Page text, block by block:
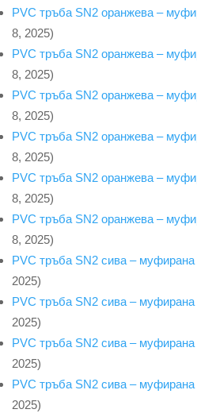
PVC тръба SN2 оранжева –
8, 2025)
PVC тръба SN2 оранжева –
8, 2025)
PVC тръба SN2 оранжева –
8, 2025)
PVC тръба SN2 оранжева –
8, 2025)
PVC тръба SN2 оранжева –
8, 2025)
PVC тръба SN2 оранжева –
8, 2025)
PVC тръба SN2 сива – муфирана
2025)
PVC тръба SN2 сива – муфирана
2025)
PVC тръба SN2 сива – муфирана
2025)
PVC тръба SN2 сива – муфирана
2025)